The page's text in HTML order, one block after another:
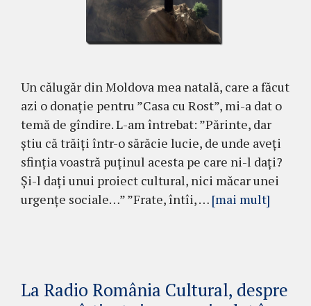
Un călugăr din Moldova mea natală, care a făcut
azi o donație pentru ”Casa cu Rost”, mi-a dat o
temă de gîndire. L-am întrebat: ”Părinte, dar
știu că trăiți într-o sărăcie lucie, de unde aveți
sfinția voastră puținul acesta pe care ni-l dați?
Și-l dați unui proiect cultural, nici măcar unei
urgențe sociale…” ”Frate, întîi, … [mai mult]
La Radio România Cultural, despre